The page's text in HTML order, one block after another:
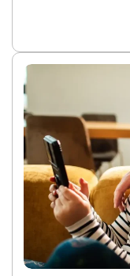
oferty najmocniej
zwracać uwagę
ocenić, która
tylko dobrze
Co naprawdę
sieć komórkowa
opłatą, zakresem
kwotę z reklamy.
najtańszy operator
danych i
doładowaniem, bo
połączeń. Z tego
porównuje się po
utrzymania
cena bazowa, czyli
rabatach, która